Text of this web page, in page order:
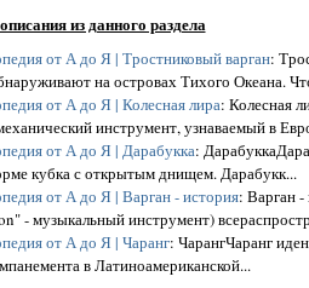
из данного раздела
от А до Я | Тростниковый варган:
на островах Тихого Океана.
от А до Я | Колесная лира: Колесная
инструмент, узнаваемый в
от А до Я | Дарабукка:
кубка с открытым днищем. Дарабукк...
от А до Я | Варган - история: Варган -
- музыкальный инструмент)
от А до Я | Чаранг: ЧарангЧаранг
в Латиноамериканской...